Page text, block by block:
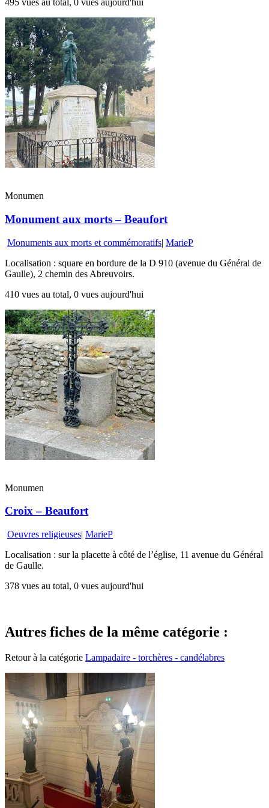
495 vues au total, 0 vues aujourd'hui
Monumen
Monument aux morts – Beaufort
Monuments aux morts et commémoratifs| MarieP
Localisation : square en bordure de la D 910 (avenue du Général de
Gaulle), 2 chemin des Abreuvoirs.
410 vues au total, 0 vues aujourd'hui
Monumen
Croix – Beaufort
Oeuvres religieuses| MarieP
Localisation : sur la placette à côté de l’église, 11 avenue du Général
de Gaulle.
378 vues au total, 0 vues aujourd'hui
Autres fiches de la même catégorie :
Retour à la catégorie Lampadaire - torchères - candélabres